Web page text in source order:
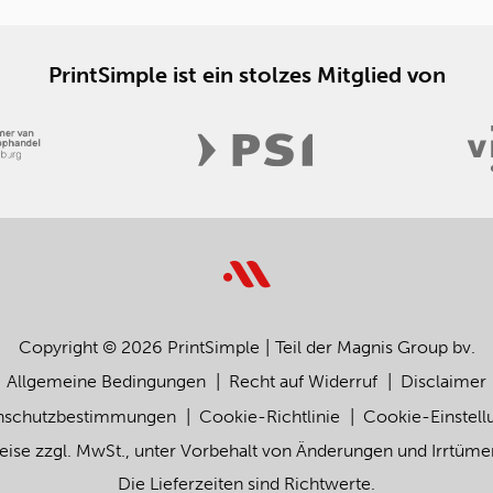
PrintSimple ist ein stolzes Mitglied von
Copyright © 2026 PrintSimple
Teil der Magnis Group bv.
Allgemeine Bedingungen
Recht auf Widerruf
Disclaimer
Cookie-Richtlinie
Cookie-
zzgl. MwSt., unter Vorbehalt von Änderungen und
Die Lieferzeiten sind Richtwerte.